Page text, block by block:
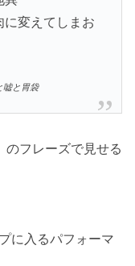
変えてしまお
と胃袋
のフレーズで見せる
に入るパフォーマ